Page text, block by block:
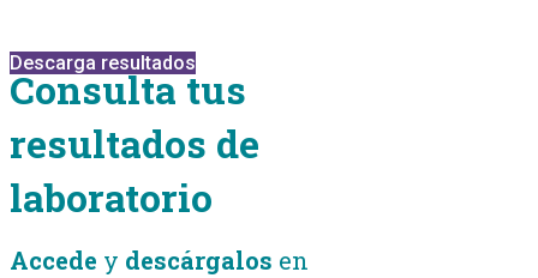
Descarga resultados
Consulta tus
resultados de
laboratorio
Accede y descárgalos en